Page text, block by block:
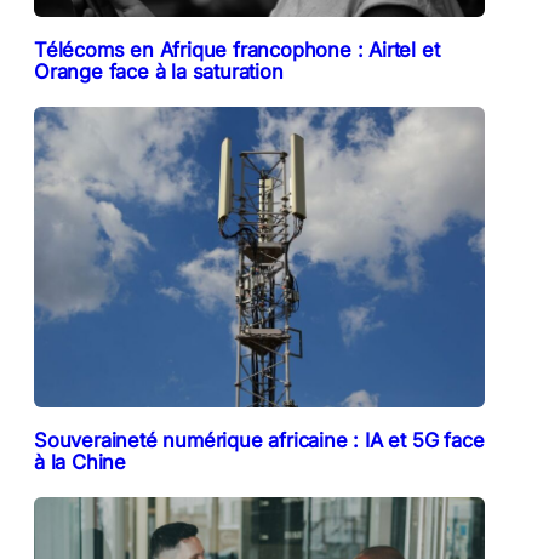
Télécoms en Afrique francophone : Airtel et
Orange face à la saturation
Souveraineté numérique africaine : IA et 5G face
à la Chine